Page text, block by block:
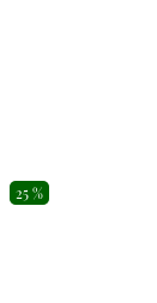
25 %